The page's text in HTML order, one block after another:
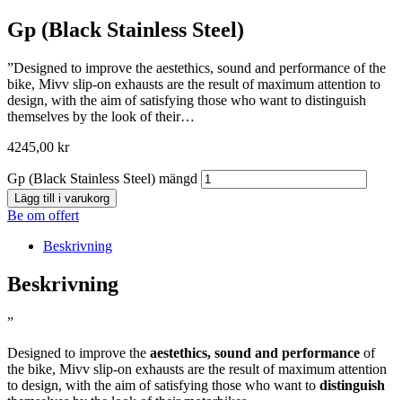
Gp (Black Stainless Steel)
”Designed to improve the aestethics, sound and performance of the
bike, Mivv slip-on exhausts are the result of maximum attention to
design, with the aim of satisfying those who want to distinguish
themselves by the look of their…
4245,00 kr
Gp (Black Stainless Steel) mängd
Lägg till i varukorg
Be om offert
Beskrivning
Beskrivning
”
Designed to improve the aestethics, sound and performance of
the bike, Mivv slip-on exhausts are the result of maximum attention
to design, with the aim of satisfying those who want to distinguish